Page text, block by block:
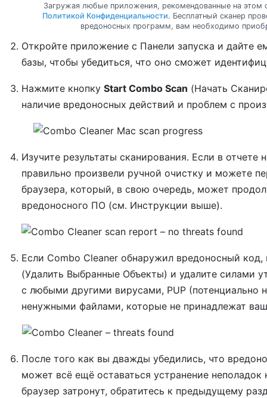
Загружая любые приложения, рекомендованные на этом
Политикой Конфиденциальности. Бесплатный сканер
вредоносных программ, вам необходимо
Откройте приложение с Панели запуска и дайте
базы, чтобы убедиться, что оно сможет
Нажмите кнопкуStart Combo Scan (Начать
наличие вредоносных действий и проблем с
Изучите результаты сканирования. Если в отчете
правильно произвели ручной очистку и можете
браузера, который, в свою очередь, может
вредоносного ПО (см. Инструкции выше).
Если Combo Cleaner обнаружил вредоносный
(Удалить Выбранные Объекты) и удалите силами
с любыми другими вирусами, PUP (потенциально
ненужными файлами, которые не принадлежат
После того как вы дважды убедились, что
может всё ещё оставаться устранение
браузер затронут, обратитесь к предыдущему